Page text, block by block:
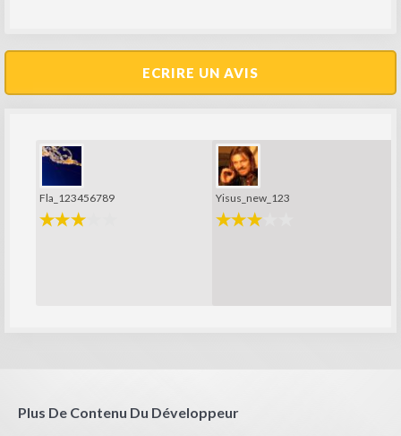
ECRIRE UN AVIS
Fla_123456789 Yisus_new_123
Plus De Contenu Du Développeur